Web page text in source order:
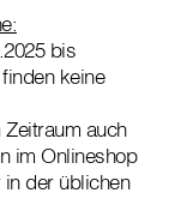
bis
keine
auch
im Onlineshop
der üblichen